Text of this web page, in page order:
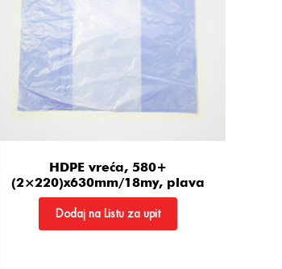
HDPE vreća, 580+
(2×220)x630mm/18my, plava
Dodaj na Listu za upit